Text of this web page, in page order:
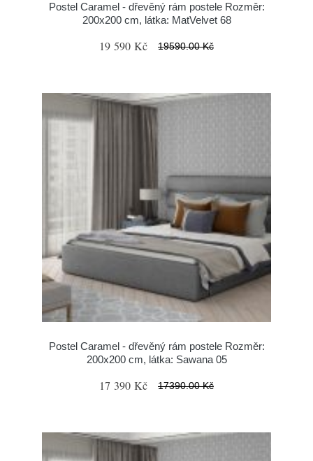
Postel Caramel - dřevěný rám postele Rozměr:
200x200 cm, látka: MatVelvet 68
19 590 Kč 19590.00 Kč
Postel Caramel - dřevěný rám postele Rozměr:
200x200 cm, látka: Sawana 05
17 390 Kč 17390.00 Kč